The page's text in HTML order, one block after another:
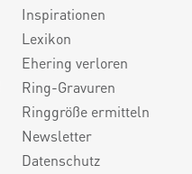
Inspirationen
Lexikon
Ehering verloren
Ring-Gravuren
Ringgröße ermitteln
Newsletter
Datenschutz